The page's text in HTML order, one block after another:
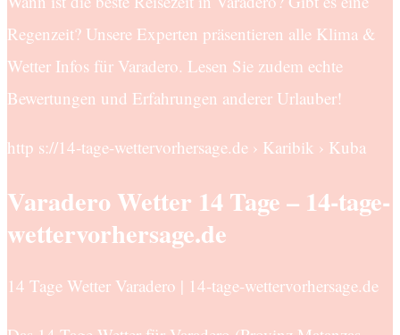
Regenzeit? Unsere Experten präsentieren alle Klima &
Wetter Infos für Varadero. Lesen Sie zudem echte
Bewertungen und Erfahrungen anderer Urlauber!
http s://14-tage-wettervorhersage.de › Karibik › Kuba
Varadero Wetter 14 Tage – 14-tage-
wettervorhersage.de
14 Tage Wetter Varadero | 14-tage-wettervorhersage.de